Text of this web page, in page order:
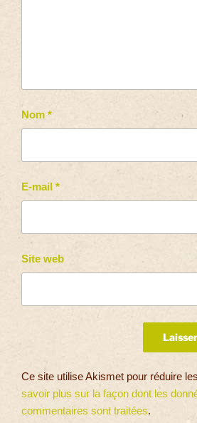
Nom *
E-mail *
Site web
Ce site utilise Akismet pour réduire
savoir plus sur la façon dont les
commentaires sont traitées.